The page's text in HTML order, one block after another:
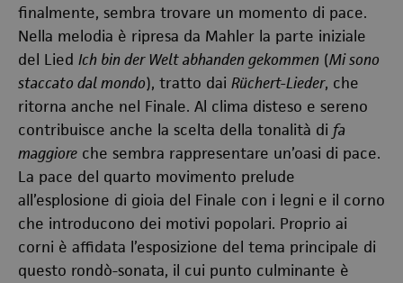
finalmente, sembra trovare un momento di pace.
Nella melodia è ripresa da Mahler la parte iniziale
del Lied Ich bin der Welt abhanden gekommen (Mi sono
staccato dal mondo), tratto dai Rüchert-Lieder, che
ritorna anche nel Finale. Al clima disteso e sereno
contribuisce anche la scelta della tonalità di fa
maggiore che sembra rappresentare un’oasi di pace.
La pace del quarto movimento prelude
all’esplosione di gioia del Finale con i legni e il corno
che introducono dei motivi popolari. Proprio ai
corni è affidata l’esposizione del tema principale di
questo rondò-sonata, il cui punto culminante è